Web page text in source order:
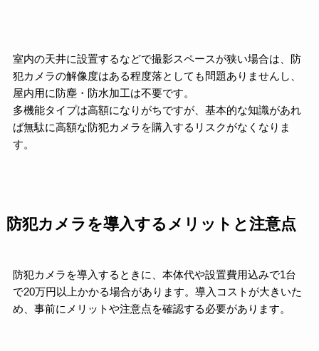
室内の天井に設置するなどで撮影スペースが狭い場合は、防
犯カメラの解像度はある程度落としても問題ありませんし、
屋内用に防塵・防水加工は不要です。
多機能タイプは高額になりがちですが、基本的な知識があれ
ば無駄に高額な防犯カメラを購入するリスクがなくなりま
す。
防犯カメラを導入するメリットと注意点
防犯カメラを導入するときに、本体代や設置費用込みで1台
で20万円以上かかる場合があります。導入コストが大きいた
め、事前にメリットや注意点を確認する必要があります。